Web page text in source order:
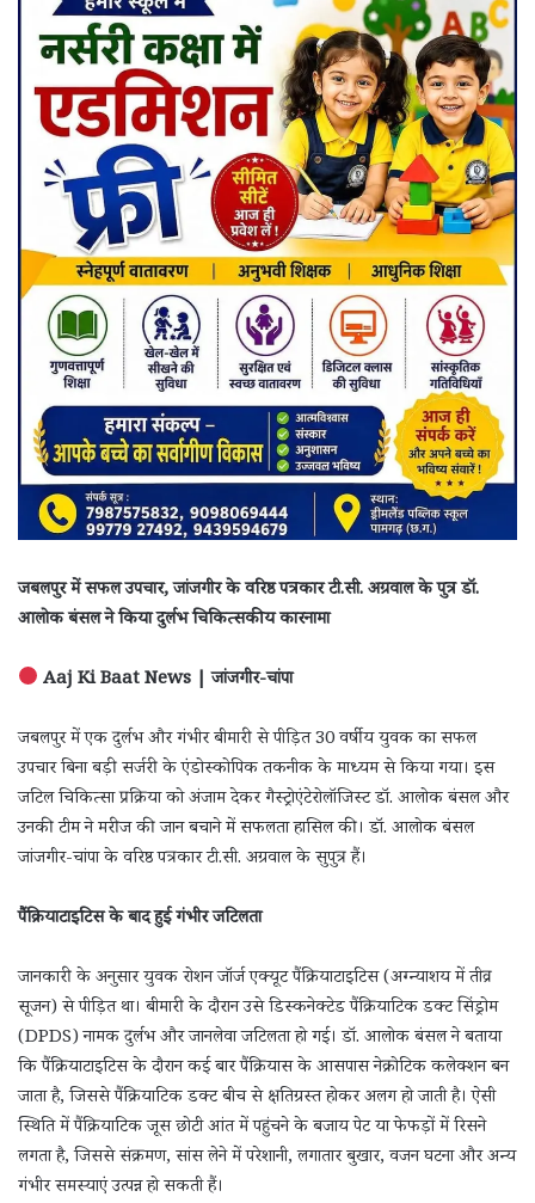
जबलपुर में सफल उपचार, जांजगीर के वरिष्ठ पत्रकार टी.सी. अग्रवाल के पुत्र डॉ.
आलोक बंसल ने किया दुर्लभ चिकित्सकीय कारनामा
Aaj Ki Baat News | जांजगीर-चांपा
जबलपुर में एक दुर्लभ और गंभीर बीमारी से पीड़ित 30 वर्षीय युवक का सफल
उपचार बिना बड़ी सर्जरी के एंडोस्कोपिक तकनीक के माध्यम से किया गया। इस
जटिल चिकित्सा प्रक्रिया को अंजाम देकर गैस्ट्रोएंटेरोलॉजिस्ट डॉ. आलोक बंसल और
उनकी टीम ने मरीज की जान बचाने में सफलता हासिल की। डॉ. आलोक बंसल
जांजगीर-चांपा के वरिष्ठ पत्रकार टी.सी. अग्रवाल के सुपुत्र हैं।
पैंक्रियाटाइटिस के बाद हुई गंभीर जटिलता
जानकारी के अनुसार युवक रोशन जॉर्ज एक्यूट पैंक्रियाटाइटिस (अग्न्याशय में तीव्र
सूजन) से पीड़ित था। बीमारी के दौरान उसे डिस्कनेक्टेड पैंक्रियाटिक डक्ट सिंड्रोम
(DPDS) नामक दुर्लभ और जानलेवा जटिलता हो गई। डॉ. आलोक बंसल ने बताया
कि पैंक्रियाटाइटिस के दौरान कई बार पैंक्रियास के आसपास नेक्रोटिक कलेक्शन बन
जाता है, जिससे पैंक्रियाटिक डक्ट बीच से क्षतिग्रस्त होकर अलग हो जाती है। ऐसी
स्थिति में पैंक्रियाटिक जूस छोटी आंत में पहुंचने के बजाय पेट या फेफड़ों में रिसने
लगता है, जिससे संक्रमण, सांस लेने में परेशानी, लगातार बुखार, वजन घटना और अन्य
गंभीर समस्याएं उत्पन्न हो सकती हैं।